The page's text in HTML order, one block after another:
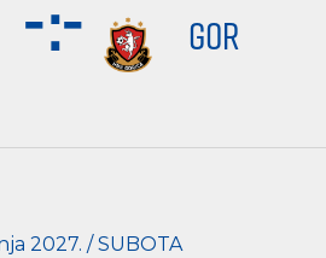
-:- GOR
2027. / SUBOTA